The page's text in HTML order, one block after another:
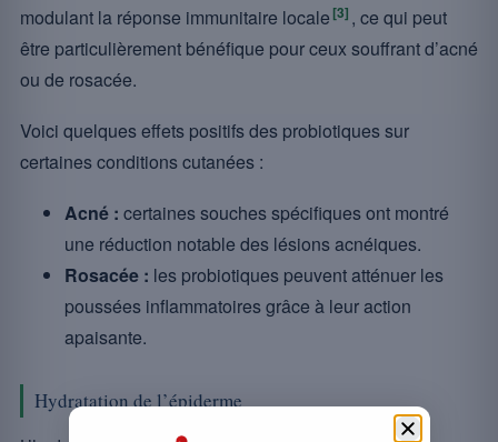
modulant la réponse immunitaire locale [3] , ce qui peut
être particulièrement bénéfique pour ceux souffrant d’acné
ou de rosacée.
Voici quelques effets positifs des probiotiques sur
certaines conditions cutanées :
Acné : certaines souches spécifiques ont montré
une réduction notable des lésions acnéiques.
Rosacée : les probiotiques peuvent atténuer les
poussées inflammatoires grâce à leur action
apaisante.
Hydratation de l’épiderme